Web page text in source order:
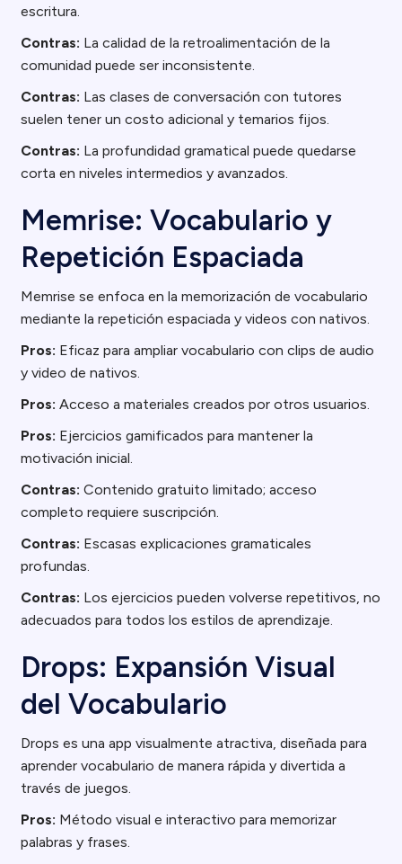
escritura.
Contras: La calidad de la retroalimentación de la
comunidad puede ser inconsistente.
Contras: Las clases de conversación con tutores
suelen tener un costo adicional y temarios fijos.
Contras: La profundidad gramatical puede quedarse
corta en niveles intermedios y avanzados.
Memrise: Vocabulario y
Repetición Espaciada
Memrise se enfoca en la memorización de vocabulario
mediante la repetición espaciada y videos con nativos.
Pros: Eficaz para ampliar vocabulario con clips de audio
y video de nativos.
Pros: Acceso a materiales creados por otros usuarios.
Pros: Ejercicios gamificados para mantener la
motivación inicial.
Contras: Contenido gratuito limitado; acceso
completo requiere suscripción.
Contras: Escasas explicaciones gramaticales
profundas.
Contras: Los ejercicios pueden volverse repetitivos, no
adecuados para todos los estilos de aprendizaje.
Drops: Expansión Visual
del Vocabulario
Drops es una app visualmente atractiva, diseñada para
aprender vocabulario de manera rápida y divertida a
través de juegos.
Pros: Método visual e interactivo para memorizar
palabras y frases.